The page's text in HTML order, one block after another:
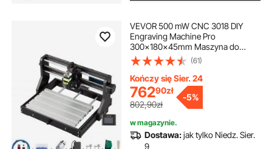
VEVOR 500 mW CNC 3018 DIY
Engraving Machine Pro
300x180x45mm Maszyna do
grawerowania 3-osiowa
miniaturowa grawerka laserowa z
płytą sterowniczą GRBL i
kontrolerem offline
(61)
Kończy się Sier. 24
76290zł
802,90zł
-5%
w magazynie.
Dostawa:jak tylko Niedz. Sier.
9